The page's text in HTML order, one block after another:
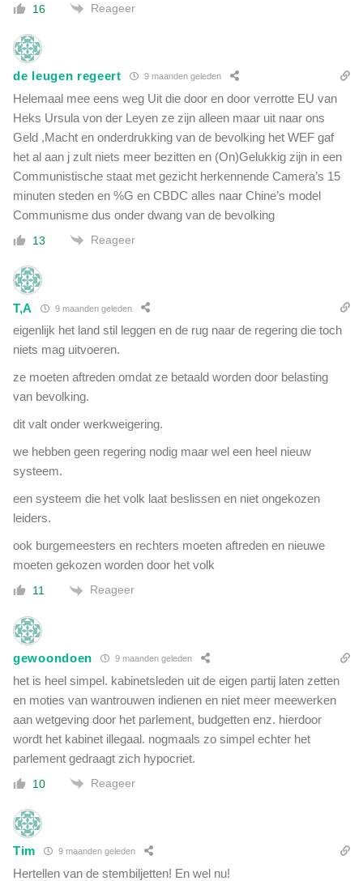
16 Reageer
de leugen regeert 9 maanden geleden
Helemaal mee eens weg Uit die door en door verrotte EU van
Heks Ursula von der Leyen ze zijn alleen maar uit naar ons
Geld ,Macht en onderdrukking van de bevolking het WEF gaf
het al aan j zult niets meer bezitten en (On)Gelukkig zijn in een
Communistische staat met gezicht herkennende Camera’s 15
minuten steden en %G en CBDC alles naar Chine’s model
Communisme dus onder dwang van de bevolking
13 Reageer
T,A 9 maanden geleden
eigenlijk het land stil leggen en de rug naar de regering die toch
niets mag uitvoeren.
ze moeten aftreden omdat ze betaald worden door belasting
van bevolking.
dit valt onder werkweigering.
we hebben geen regering nodig maar wel een heel nieuw
systeem.
een systeem die het volk laat beslissen en niet ongekozen
leiders.
ook burgemeesters en rechters moeten aftreden en nieuwe
moeten gekozen worden door het volk
11 Reageer
gewoondoen 9 maanden geleden
het is heel simpel. kabinetsleden uit de eigen partij laten zetten
en moties van wantrouwen indienen en niet meer meewerken
aan wetgeving door het parlement, budgetten enz. hierdoor
wordt het kabinet illegaal. nogmaals zo simpel echter het
parlement gedraagt zich hypocriet.
10 Reageer
Tim 9 maanden geleden
Hertellen van de stembiljetten! En wel nu!